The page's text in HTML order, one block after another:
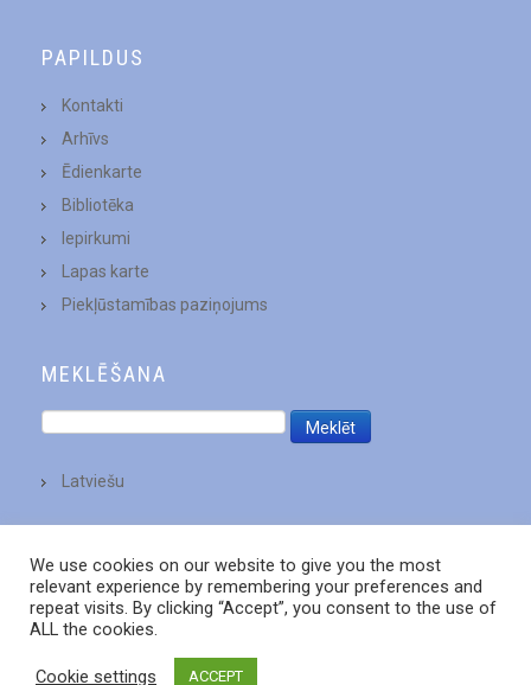
PAPILDUS
Kontakti
Arhīvs
Ēdienkarte
Bibliotēka
Iepirkumi
Lapas karte
Piekļūstamības paziņojums
MEKLĒŠANA
Latviešu
We use cookies on our website to give you the most
relevant experience by remembering your preferences and
repeat visits. By clicking “Accept”, you consent to the use of
ALL the cookies.
Cookie settings ACCEPT